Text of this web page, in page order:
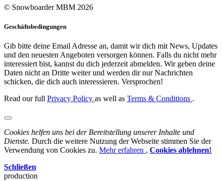
© Snowboarder MBM 2026
Geschäftsbedingungen
Gib bitte deine Email Adresse an, damit wir dich mit News, Updates
und den neuesten Angeboten versorgen können. Falls du nicht mehr
interessiert bist, kannst du dich jederzeit abmelden. Wir geben deine
Daten nicht an Dritte weiter und werden dir nur Nachrichten
schicken, die dich auch interessieren. Versprochen!
Read our full Privacy Policy as well as Terms & Conditions .
Cookies helfen uns bei der Bereitstellung unserer Inhalte und
Dienste. Durch die weitere Nutzung der Webseite stimmen Sie der
Verwendung von Cookies zu. Mehr erfahren , Cookies ablehnen!
Schließen
production